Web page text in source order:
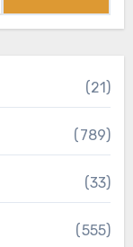
(21)
(789)
(33)
(555)